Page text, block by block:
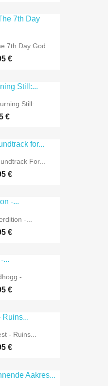
7th Day God...
€
Still:...
€
For...
€
-...
€
-...
€
- Ruins...
€